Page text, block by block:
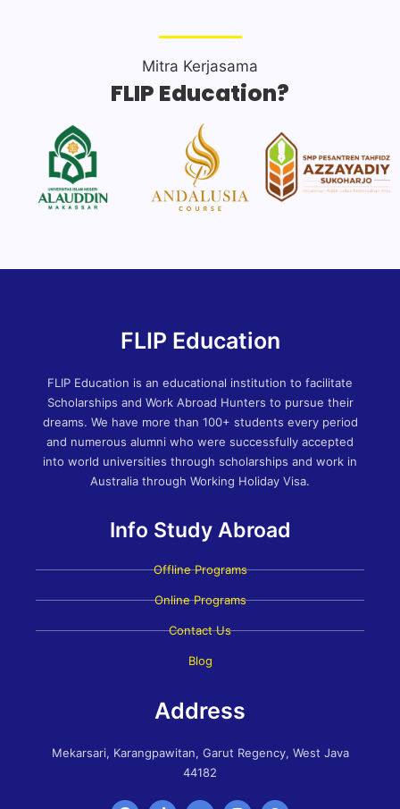
Mitra Kerjasama
FLIP Education?
FLIP Education
FLIP Education is an educational institution to facilitate
Scholarships and Work Abroad Hunters to pursue their
dreams. We have more than 100+ students every period
and numerous alumni who were successfully accepted
into world universities through scholarships and work in
Australia through Working Holiday Visa.
Info Study Abroad
Offline Programs
Online Programs
Contact Us
Blog
Address
Mekarsari, Karangpawitan, Garut Regency, West Java
44182